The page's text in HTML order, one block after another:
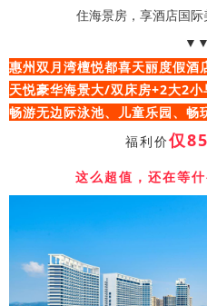
住海景房，享酒店国
惠州双月湾檀悦都喜天丽度假酒
天悦豪华海景大/双床房+2大2小
畅游无边际泳池、儿童乐园、畅
福利价仅
这么超值，还在等